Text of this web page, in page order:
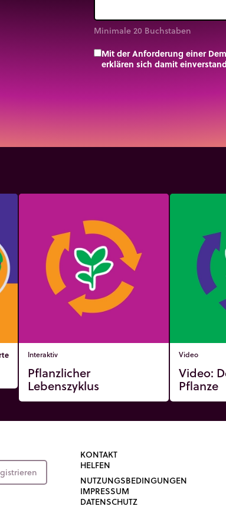
Minimale 20 Buchstaben
Mit der Anforderung einer
erklären sich damit
Interaktiv
Pflanzlicher
Lebenszyklus
Video
Video:
Pflanze
KONTAKT
HELFEN
NUTZUNGSBEDINGUNGEN
IMPRESSUM
DATENSCHUTZ